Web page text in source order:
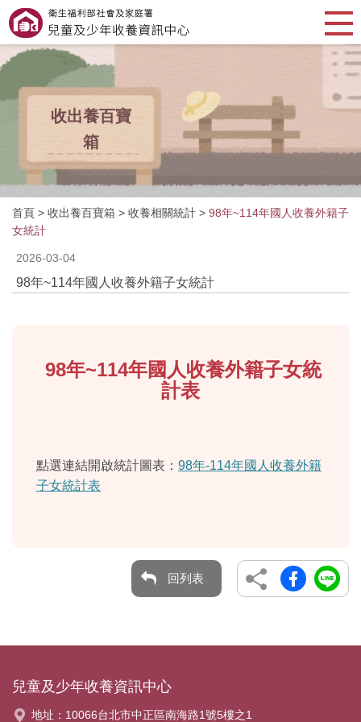
收出養百寶
箱
首頁 > 收出養百寶箱 > 收養相關統計 > 98年~114年國人收養外籍子
女統計
2026-03-04
98年~114年國人收養外籍子女統計
98年~114年國人收養外籍子女統
計表
點選連結開啟統計圖表： 98年-114年國人收養外籍
子女統計表
回列表
兒童及少年收養資訊中心
地址： 10066台北市中正區南海路1號5樓之1